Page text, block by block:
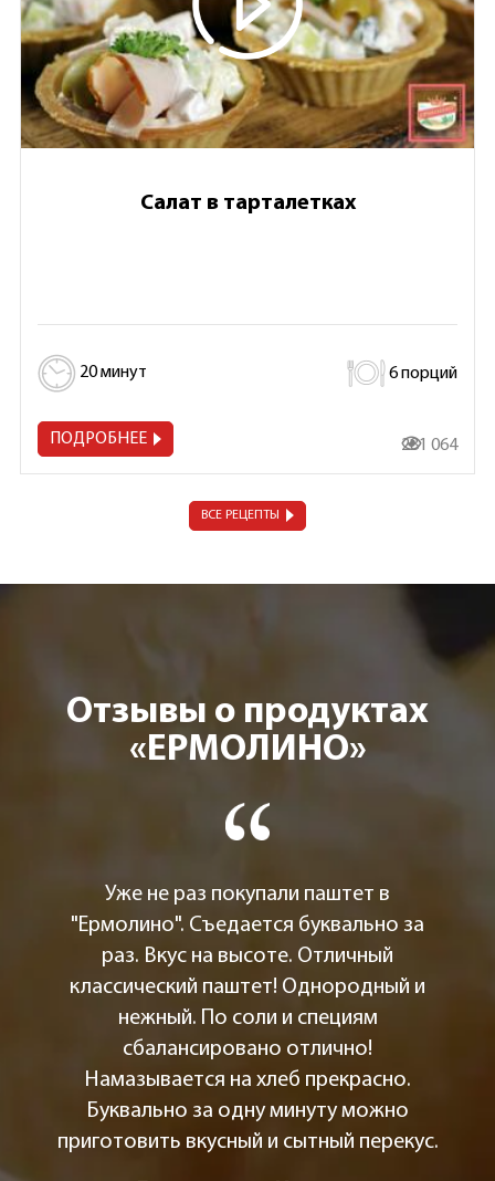
Салат в тарталетках
20 минут 6 порций
ПОДРОБНЕЕ 281 064
ВСЕ РЕЦЕПТЫ
Отзывы о продуктах
«ЕРМОЛИНО»
Уже не раз покупали паштет в
"Ермолино". Съедается буквально за
раз. Вкус на высоте. Отличный
классический паштет! Однородный и
нежный. По соли и специям
сбалансировано отлично!
Намазывается на хлеб прекрасно.
Буквально за одну минуту можно
приготовить вкусный и сытный перекус.